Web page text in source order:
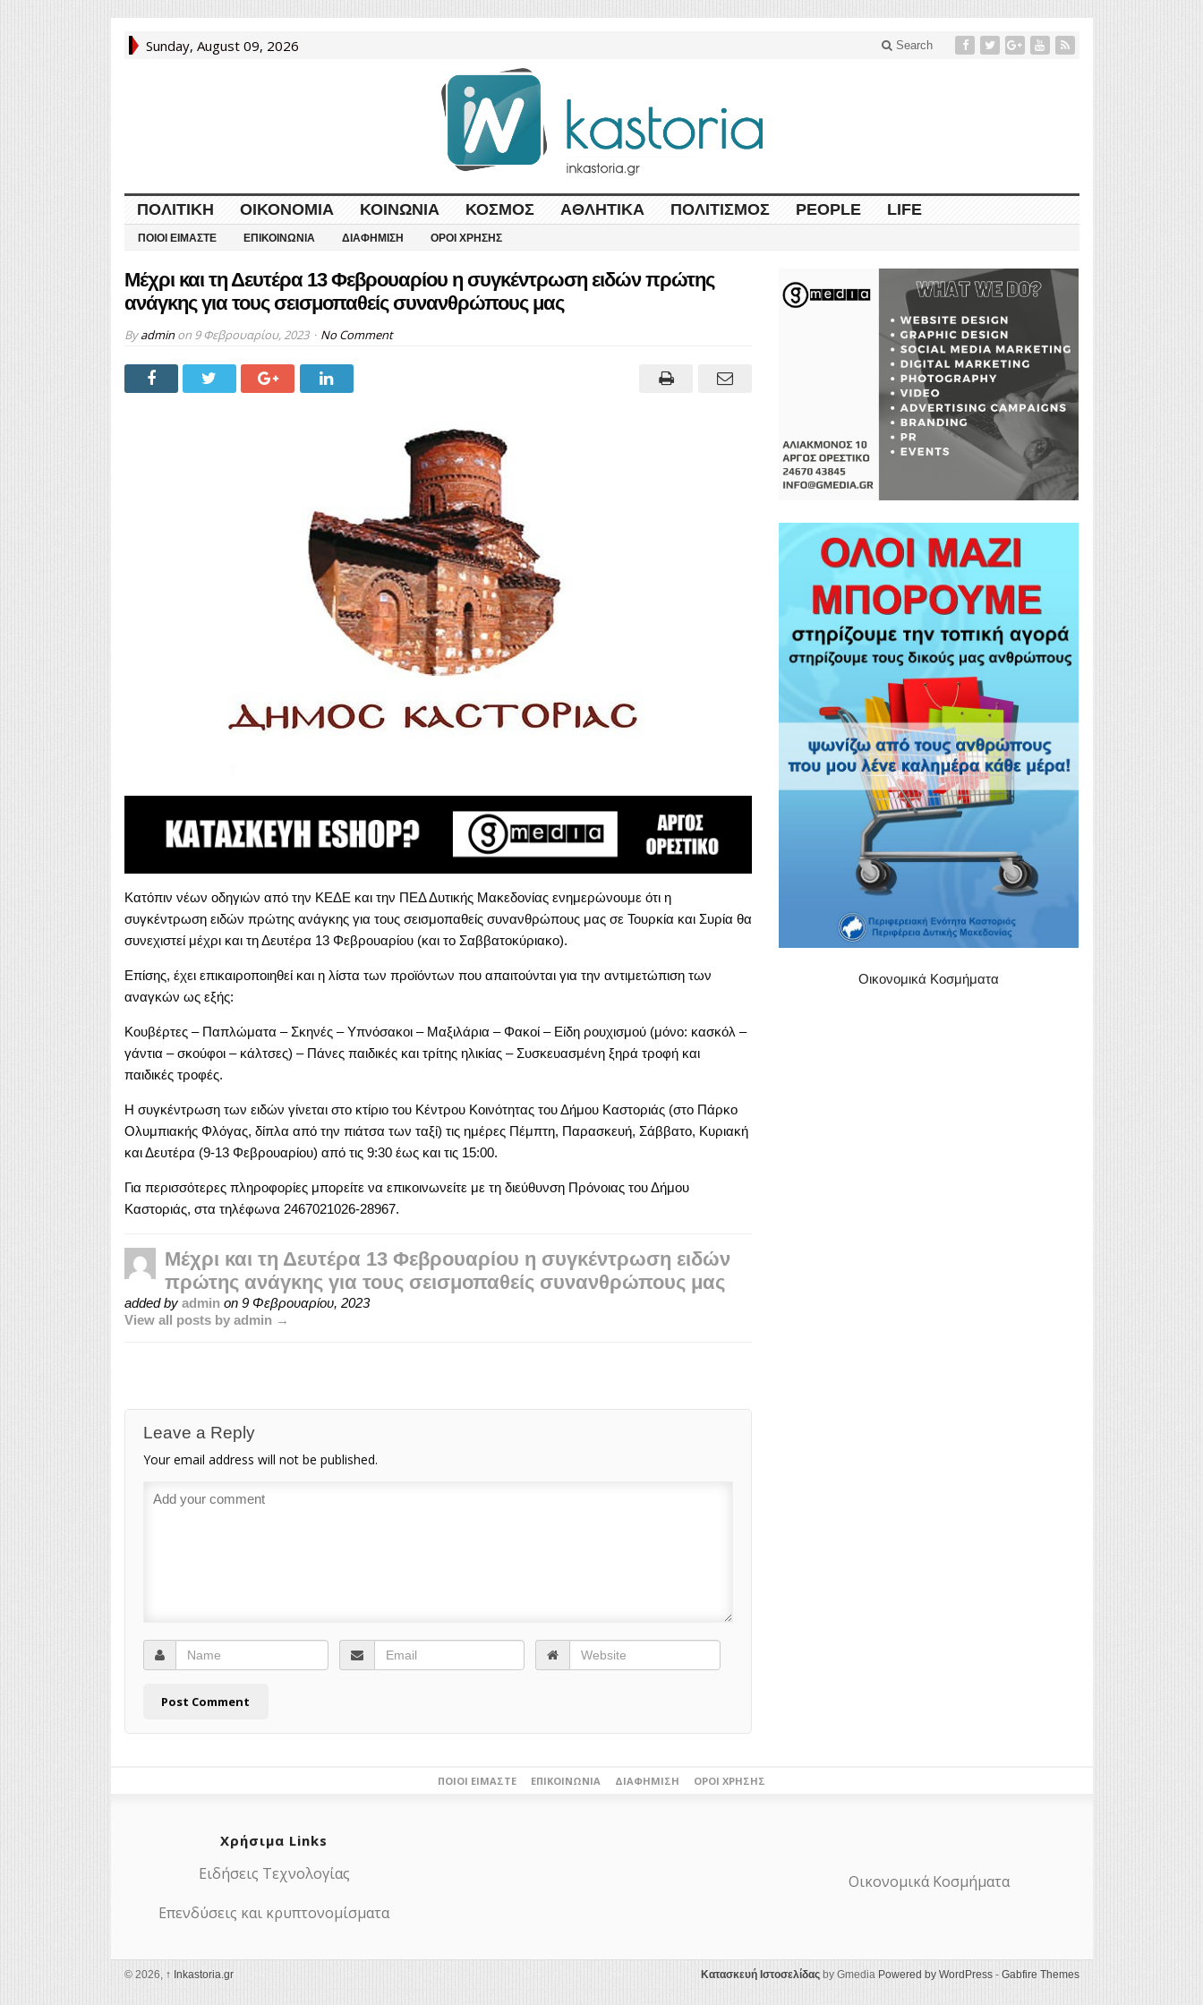
Sunday, August 09, 2026 Search
ΠΟΛΙΤΙΚΉ ΟΙΚΟΝΟΜΊΑ ΚΟΙΝΩΝΊΑ ΚΌΣΜΟΣ ΑΘΛΗΤΙΚΆ ΠΟΛΙΤΙΣΜΌΣ PEOPLE LIFE
ΠΟΙΟΙ ΕΊΜΑΣΤΕ ΕΠΙΚΟΙΝΩΝΊΑ ΔΙΑΦΉΜΙΣΗ ΌΡΟΙ ΧΡΉΣΗΣ
Μέχρι και τη Δευτέρα 13 Φεβρουαρίου η συγκέντρωση ειδών πρώτης
ανάγκης για τους σεισμοπαθείς συνανθρώπους μας
Byadminon 9 Φεβρουαρίου, 2023 No Comment
Κατόπιν νέων οδηγιών από την ΚΕΔΕ και την ΠΕΔ Δυτικής Μακεδονίας ενημερώνουμε ότι η
συγκέντρωση ειδών πρώτης ανάγκης για τους σεισμοπαθείς συνανθρώπους μας σε Τουρκία και Συρία θα
συνεχιστεί μέχρι και τη Δευτέρα 13 Φεβρουαρίου (και το Σαββατοκύριακο).
Επίσης, έχει επικαιροποιηθεί και η λίστα των προϊόντων που απαιτούνται για την αντιμετώπιση των
αναγκών ως εξής:
Κουβέρτες – Παπλώματα – Σκηνές – Υπνόσακοι – Μαξιλάρια – Φακοί – Είδη ρουχισμού (μόνο: κασκόλ –
γάντια – σκούφοι – κάλτσες) – Πάνες παιδικές και τρίτης ηλικίας – Συσκευασμένη ξηρά τροφή και
παιδικές τροφές.
Η συγκέντρωση των ειδών γίνεται στο κτίριο του Κέντρου Κοινότητας του Δήμου Καστοριάς (στο Πάρκο
Ολυμπιακής Φλόγας, δίπλα από την πιάτσα των ταξί) τις ημέρες Πέμπτη, Παρασκευή, Σάββατο, Κυριακή
και Δευτέρα (9-13 Φεβρουαρίου) από τις 9:30 έως και τις 15:00.
Για περισσότερες πληροφορίες μπορείτε να επικοινωνείτε με τη διεύθυνση Πρόνοιας του Δήμου
Καστοριάς, στα τηλέφωνα 2467021026-28967.
Μέχρι και τη Δευτέρα 13 Φεβρουαρίου η συγκέντρωση ειδών
πρώτης ανάγκης για τους σεισμοπαθείς συνανθρώπους μας
added by adminon 9 Φεβρουαρίου, 2023
View all posts by admin →
Leave a Reply
Your email address will not be published.
Οικονομικά Κοσμήματα
ΠΟΙΟΙ ΕΊΜΑΣΤΕ ΕΠΙΚΟΙΝΩΝΊΑ ΔΙΑΦΉΜΙΣΗ ΌΡΟΙ ΧΡΉΣΗΣ
Χρήσιμα Links
Ειδήσεις Τεχνολογίας
Επενδύσεις και κρυπτονομίσματα
Οικονομικά Κοσμήματα
© 2026, ↑ Ιnkastoria.gr Κατασκευή Ιστοσελίδαςby Gmedia Powered by WordPress- Gabfire Themes